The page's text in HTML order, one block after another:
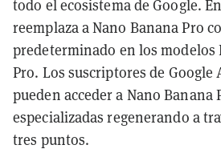
todo el ecosistema de Google.
reemplaza a Nano Banana Pro
predeterminado en los modelos
Pro. Los suscriptores de Google
pueden acceder a Nano Banana
especializadas regenerando a
tres puntos.